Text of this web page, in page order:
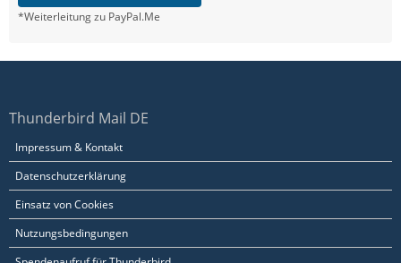
*Weiterleitung zu PayPal.Me
Thunderbird Mail DE
Impressum & Kontakt
Datenschutzerklärung
Einsatz von Cookies
Nutzungsbedingungen